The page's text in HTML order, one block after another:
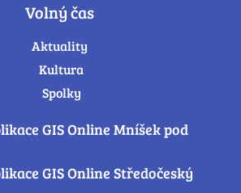
Volný čas
Aktuality
Kultura
Spolky
GIS Online Mníšek pod
GIS Online Středočeský